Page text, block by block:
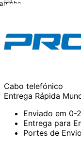
Cabo telefónico
Entrega Rápida
Enviado em 0-
Entrega para
Portes de